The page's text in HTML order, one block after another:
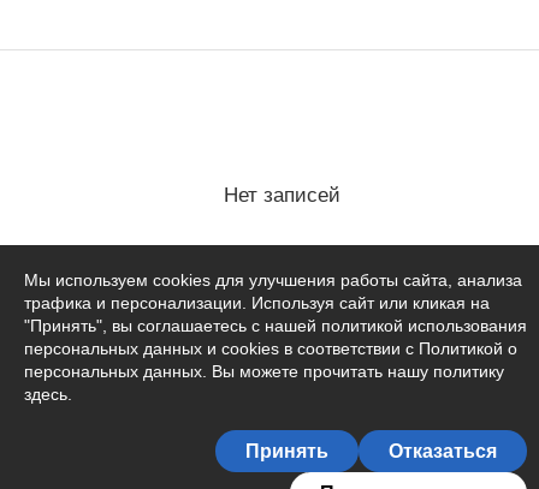
Нет записей
Мы используем cookies для улучшения работы сайта, анализа
трафика и персонализации. Используя сайт или кликая на
"Принять", вы соглашаетесь с нашей политикой использования
персональных данных и cookies в соответствии с Политикой о
персональных данных. Вы можете прочитать нашу политику
здесь
Принять Отказаться